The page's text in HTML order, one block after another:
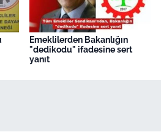
Emeklilerden Bakanlığın
"dedikodu" ifadesine sert
yanıt